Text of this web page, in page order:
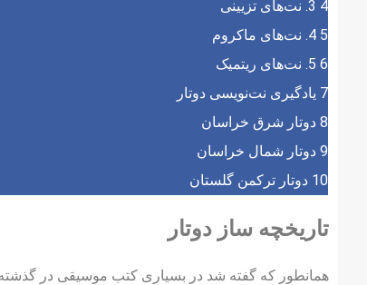
4 3. نت‌های تزیینی
5 4. نت‌های ماکروم
6 5. نت‌های ریتمیک
7 یادگیری نت‌نویسی دوتار
8 دوتار شرق خراسان
9 دوتار شمال خراسان
10 دوتار ترکمن گلستان
تاریخچه ساز دوتار
همانطور که گفته شد در بسیاری کتب موسیقی در